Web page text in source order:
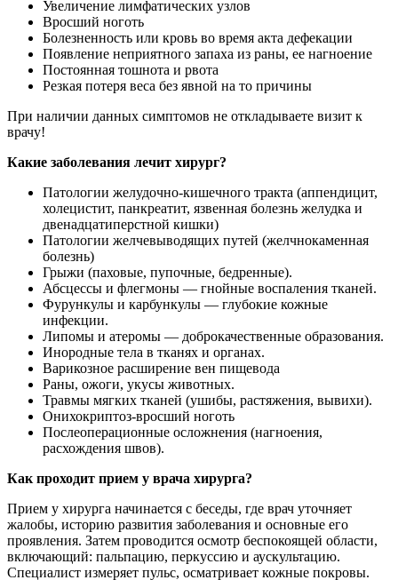
Увеличение лимфатических узлов
Вросший ноготь
Болезненность или кровь во время акта дефекации
Появление неприятного запаха из раны, ее нагноение
Постоянная тошнота и рвота
Резкая потеря веса без явной на то причины
При наличии данных симптомов не откладываете визит к
врачу!
Какие заболевания лечит хирург?
Патологии желудочно-кишечного тракта (аппендицит,
холецистит, панкреатит, язвенная болезнь желудка и
двенадцатиперстной кишки)
Патологии желчевыводящих путей (желчнокаменная
болезнь)
Грыжи (паховые, пупочные, бедренные).
Абсцессы и флегмоны — гнойные воспаления тканей.
Фурункулы и карбункулы — глубокие кожные
инфекции.
Липомы и атеромы — доброкачественные образования.
Инородные тела в тканях и органах.
Варикозное расширение вен пищевода
Раны, ожоги, укусы животных.
Травмы мягких тканей (ушибы, растяжения, вывихи).
Онихокриптоз-вросший ноготь
Послеоперационные осложнения (нагноения,
расхождения швов).
Как проходит прием у врача хирурга?
Прием у хирурга начинается с беседы, где врач уточняет
жалобы, историю развития заболевания и основные его
проявления. Затем проводится осмотр беспокоящей области,
включающий: пальпацию, перкуссию и аускультацию.
Специалист измеряет пульс, осматривает кожные покровы.